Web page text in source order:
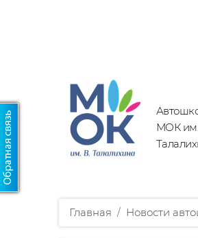
МОК
Главная / Новости